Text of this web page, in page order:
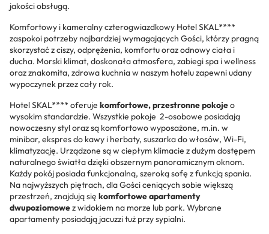
jakości obsługą.
Komfortowy i kameralny czterogwiazdkowy Hotel SKAL****
zaspokoi potrzeby najbardziej wymagających Gości, którzy pragną
skorzystać z ciszy, odprężenia, komfortu oraz odnowy ciała i
ducha. Morski klimat, doskonała atmosfera, zabiegi spa i wellness
oraz znakomita, zdrowa kuchnia w naszym hotelu zapewni udany
wypoczynek przez cały rok.
Hotel SKAL**** oferuje komfortowe, przestronne pokojeo
wysokim standardzie. Wszystkie pokoje 2-osobowe posiadają
nowoczesny styl oraz są komfortowo wyposażone, m.in. w
minibar, ekspres do kawy i herbaty, suszarka do włosów, Wi-Fi,
klimatyzację. Urządzone są w ciepłym klimacie z dużym dostępem
naturalnego światła dzięki obszernym panoramicznym oknom.
Każdy pokój posiada funkcjonalną, szeroką sofę z funkcją spania.
Na najwyższych piętrach, dla Gości ceniących sobie większą
przestrzeń, znajdują się komfortowe apartamenty
dwupoziomowez widokiem na morze lub park. Wybrane
apartamenty posiadają jacuzzi tuż przy sypialni.